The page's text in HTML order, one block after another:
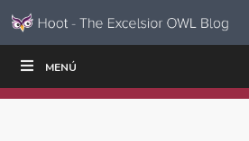
Ir al contenido
navegación
MENÚ
ESCRIBIR